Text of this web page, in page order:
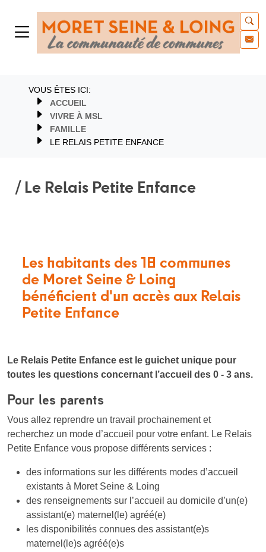
VOUS ÊTES ICI:
ACCUEIL
VIVRE À MSL
FAMILLE
LE RELAIS PETITE ENFANCE
/ Le Relais Petite Enfance
Les habitants des 18 communes
de Moret Seine & Loing
bénéficient d'un accès aux Relais
Petite Enfance
Le Relais Petite Enfance est le guichet unique pour
toutes les questions concernant l’accueil des 0 - 3 ans.
Pour les parents
Vous allez reprendre un travail prochainement et
recherchez un mode d’accueil pour votre enfant. Le Relais
Petite Enfance vous propose différents services :
des informations sur les différents modes d’accueil
existants à Moret Seine & Loing
des renseignements sur l’accueil au domicile d’un(e)
assistant(e) maternel(le) agréé(e)
les disponibilités connues des assistant(e)s
maternel(le)s agréé(e)s